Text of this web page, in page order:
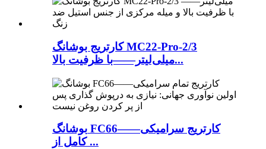
کارتریج بوشانگ MC22-Pro-2/3
میلی‌لیتر——با ظرفیت بالا...
بوشانگ FC66——کارتریج سرامیکی
کامل از ...